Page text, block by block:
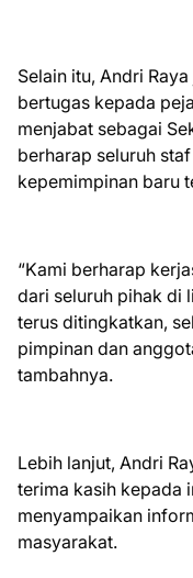
Selain itu, Andri
bertugas kepada
menjabat sebagai
berharap seluruh
kepemimpinan baru
“Kami berharap
dari seluruh pihak di
terus ditingkatkan,
pimpinan dan
tambahnya.
Lebih lanjut, Andri
terima kasih kepada
menyampaikan
masyarakat.